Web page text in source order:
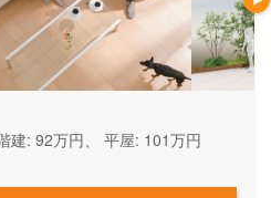
建: 92万円、 平屋: 101万円